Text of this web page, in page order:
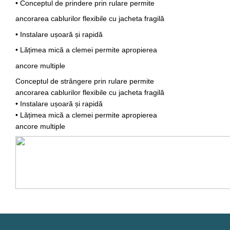
• Conceptul de prindere prin rulare permite
ancorarea cablurilor flexibile cu jacheta fragilă
• Instalare ușoară și rapidă
• Lățimea mică a clemei permite apropierea
ancore multiple
Conceptul de strângere prin rulare permite
ancorarea cablurilor flexibile cu jacheta fragilă
• Instalare ușoară și rapidă
• Lățimea mică a clemei permite apropierea
ancore multiple